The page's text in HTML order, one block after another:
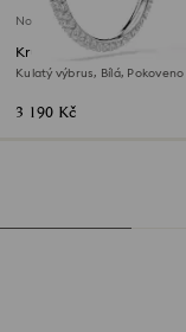
Novinka
Kruhové náušnice
Kulatý výbrus, Bílá,
3 190 Kč